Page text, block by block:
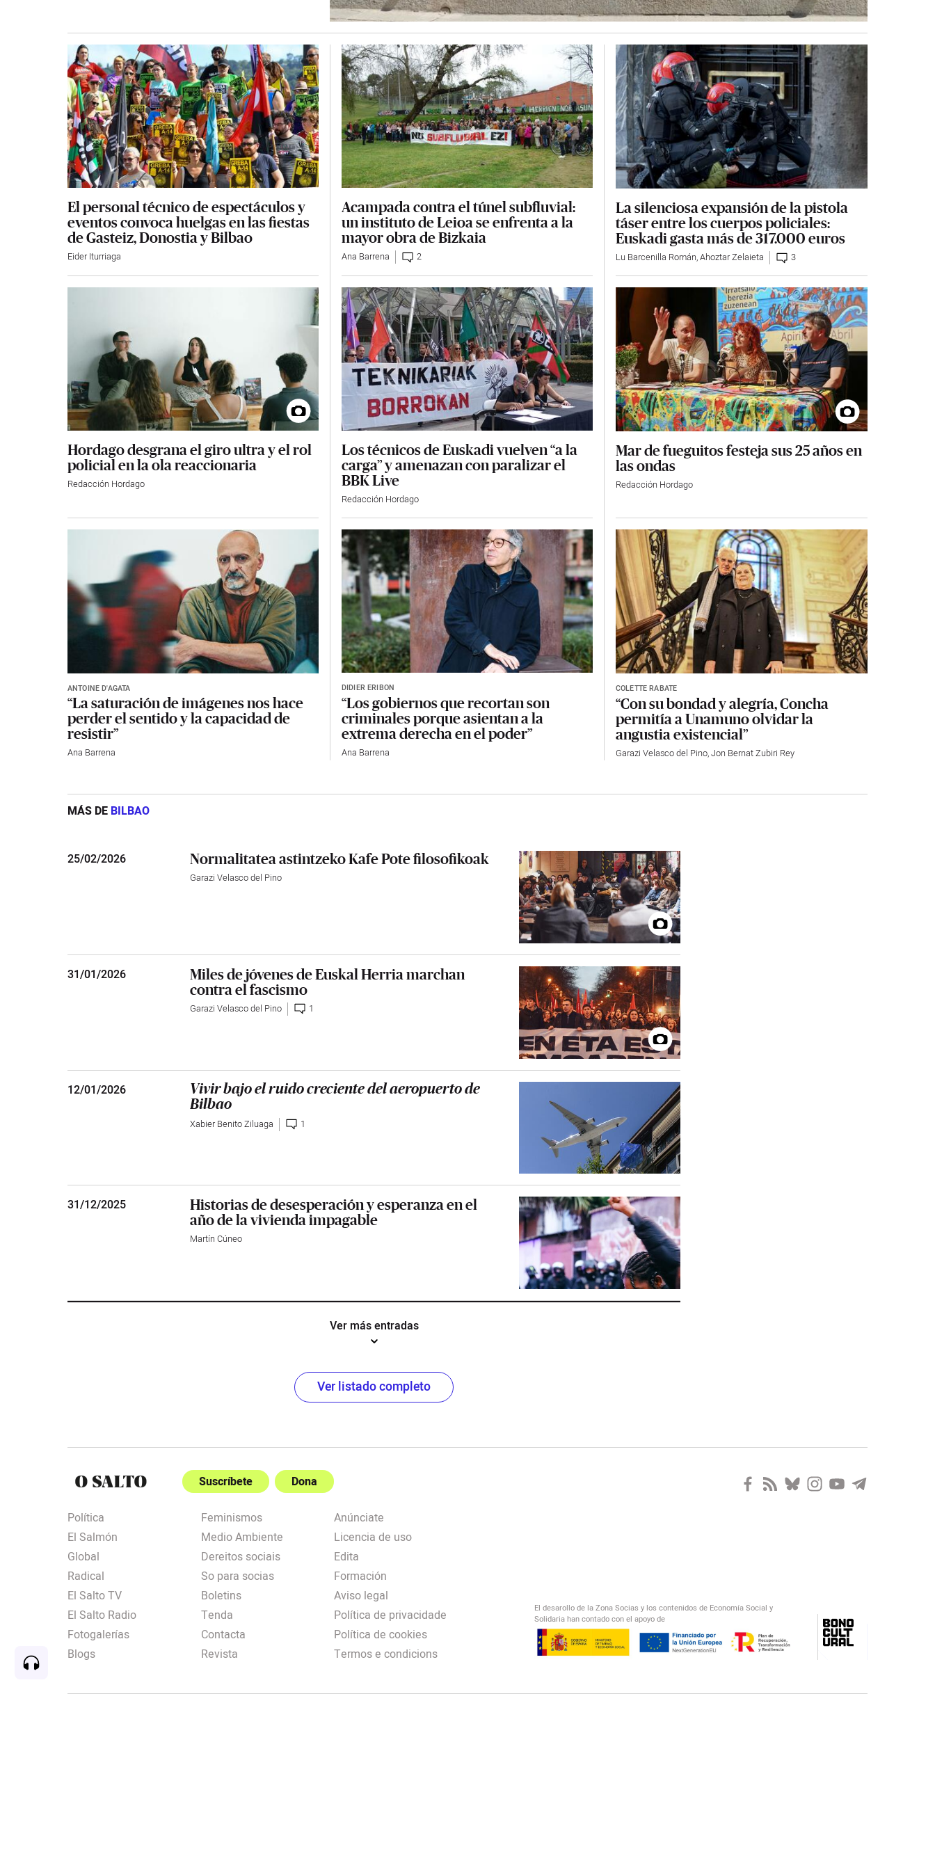
El personal técnico de espectáculos y
eventos convoca huelgas en las fiestas
de Gasteiz, Donostia y Bilbao
Eider Iturriaga
Acampada contra el túnel subfluvial:
un instituto de Leioa se enfrenta a la
mayor obra de Bizkaia
Ana Barrena 2
La silenciosa expansión de la pistola
táser entre los cuerpos policiales:
Euskadi gasta más de 317.000 euros
Lu Barcenilla Román,Ahoztar Zelaieta 3
Hordago desgrana el giro ultra y el rol
policial en la ola reaccionaria
Redacción Hordago
Los técnicos de Euskadi vuelven “a la
carga” y amenazan con paralizar el
BBK Live
Redacción Hordago
Mar de fueguitos festeja sus 25 años en
las ondas
Redacción Hordago
ANTOINE D'AGATA
“La saturación de imágenes nos hace
perder el sentido y la capacidad de
resistir”
Ana Barrena
DIDIER ERIBON
“Los gobiernos que recortan son
criminales porque asientan a la
extrema derecha en el poder”
Ana Barrena
COLETTE RABATÉ
“Con su bondad y alegría, Concha
permitía a Unamuno olvidar la
angustia existencial”
Garazi Velasco del Pino,Jon Bernat Zubiri Rey
MÁS DE BILBAO
25/02/2026 Normalitatea astintzeko Kafe Pote filosofikoak
Garazi Velasco del Pino
31/01/2026
Miles de jóvenes de Euskal Herria marchan
contra el fascismo
Garazi Velasco del Pino 1
12/01/2026
Vivir bajo el ruido creciente del aeropuerto de
Bilbao
Xabier Benito Ziluaga 1
31/12/2025
Historias de desesperación y esperanza en el
año de la vivienda impagable
Martín Cúneo
Ver más entradas
Ver listado completo
Suscríbete Dona
Política
El Salmón
Global
Radical
El Salto TV
El Salto Radio
Fotogalerías
Blogs
Feminismos
Medio Ambiente
Dereitos sociais
So para socias
Boletins
Tenda
Contacta
Revista
Anúnciate
Licencia de uso
Edita
Formación
Aviso legal
Política de privacidade
Política de cookies
Termos e condicions
El desarollo de la Zona Socias y los contenidos de Economía Social y
Solidaria han contado con el apoyo de